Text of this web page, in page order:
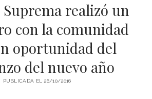
LIBROS EN BRASIL
LIBROS EN COLOMBIA
LIBROS EN ESPAÑA
EN ESTADOS UNIDOS
LIBROS EN ITALIA
VIDEOS
PODCAST
SOBRE ESTE SITIO
realizó un
con la comunidad
oportunidad del
del nuevo año
PUBLICADA EL 26/10/2016